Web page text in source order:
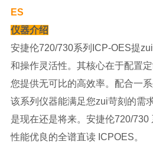
ES
仪器介绍
安捷伦720/730系列ICP-OES提
和操作灵活性。其核心在于配置
您提供无可比的高效率。配合一
该系列仪器能满足您zui苛刻的需
是现在还是将来。安捷伦720/730
性能优良的全谱直读 ICPOES。